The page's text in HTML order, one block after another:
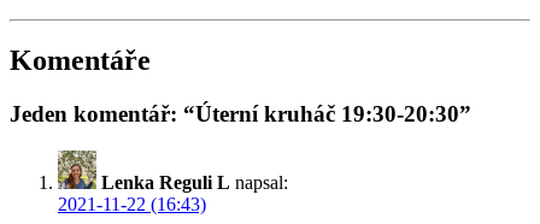
Komentáře
Jeden komentář: “Úterní kruháč 19:30-20:30”
Lenka Reguli L napsal:
2021-11-22 (16:43)